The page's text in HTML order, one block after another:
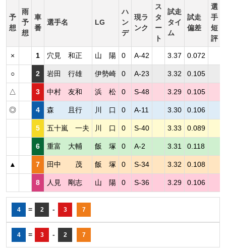
予
想
雨
予
想
車
番
選手名 LG
ハ
ン
デ
現ラ
ンク
ス
タ
ー
ト
試走
タイ
ム
試走
偏差
選
手
短
評
× 1 穴見 和正 山 陽 0 A-42 3.37 0.072
○ 2 岩田 行雄 伊勢崎 0 A-23 3.32 0.105
△ 3 中村 友和 浜 松 0 S-48 3.29 0.105
◎ 4 森 且行 川 口 0 A-11 3.30 0.106
5 五十嵐 一夫 川 口 0 S-40 3.33 0.089
6 重富 大輔 飯 塚 0 A-2 3.31 0.118
▲ 7 田中 茂 飯 塚 0 S-34 3.32 0.108
8 人見 剛志 山 陽 0 S-36 3.29 0.106
4 = 2 - 3 7
4 = 3 - 2 7